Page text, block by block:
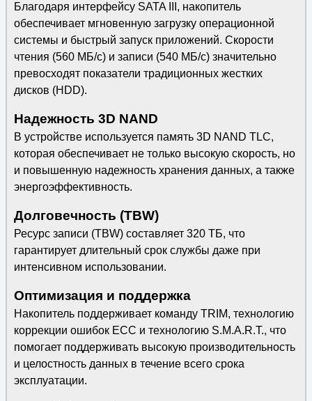
Благодаря интерфейсу SATA III, накопитель
обеспечивает мгновенную загрузку операционной
системы и быстрый запуск приложений. Скорости
чтения (560 МБ/с) и записи (540 МБ/с) значительно
превосходят показатели традиционных жестких
дисков (HDD).
Надежность 3D NAND
В устройстве используется память 3D NAND TLC,
которая обеспечивает не только высокую скорость, но
и повышенную надежность хранения данных, а также
энергоэффективность.
Долговечность (TBW)
Ресурс записи (TBW) составляет 320 ТБ, что
гарантирует длительный срок службы даже при
интенсивном использовании.
Оптимизация и поддержка
Накопитель поддерживает команду TRIM, технологию
коррекции ошибок ECC и технологию S.M.A.R.T., что
помогает поддерживать высокую производительность
и целостность данных в течение всего срока
эксплуатации.